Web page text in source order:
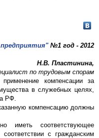
№1 год - 2012
Н.В. Пластинина,
по трудовым спорам
компенсации за
в служебных целях,
РФ.
компенсацию должны
иметь соответствующее
с гражданским